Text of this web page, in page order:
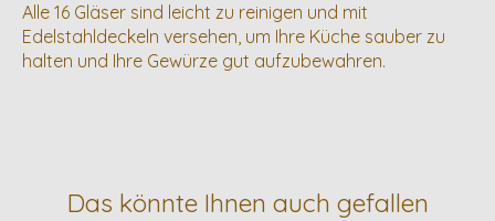
Alle 16 Gläser sind leicht zu reinigen und mit
Edelstahldeckeln versehen, um Ihre Küche sauber zu
halten und Ihre Gewürze gut aufzubewahren.
Das könnte Ihnen auch gefallen